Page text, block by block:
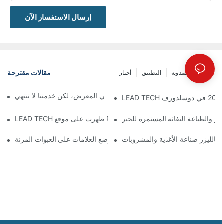
إرسال الاستفسار الآن
مقالات مقترحة مشاركة المدونة التطبيق أخبار
معرض بروباك الصين 2026 | ينتهي المعرض، لكن خدمتنا لا تنتهي
والطباعة النفاثة المستمرة للحبر
اختيار أفضل التقنيات لترميز ووضع العلامات على العبوات المرنة
بالليزر صناعة الأغذية والمشروبات